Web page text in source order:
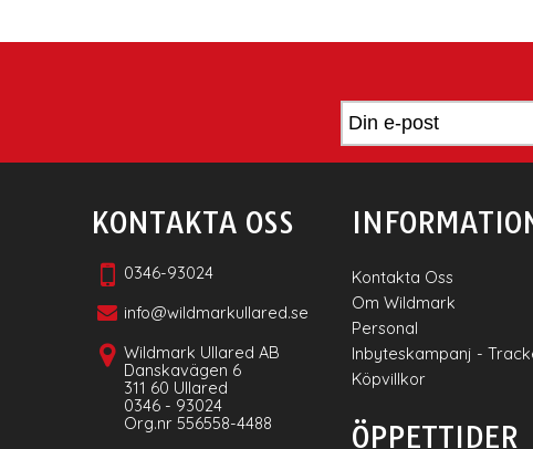
KONTAKTA OSS
0346-93024
info@wildmarkullared.se
Wildmark Ullared AB
Danskavägen 6
311 60 Ullared
0346 - 93024
Org.nr 556558-4488
Kontakta Oss
Om Wildmark
Personal
Inbyteskampanj -
Köpvillkor
ÖPPETTIDER